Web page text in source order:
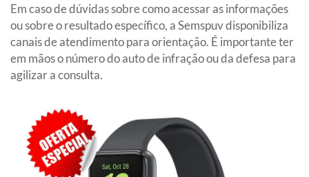
Em caso de dúvidas sobre como acessar as informações
ou sobre o resultado específico, a Semspuv disponibiliza
canais de atendimento para orientação. É importante ter
em mãos o número do auto de infração ou da defesa para
agilizar a consulta.